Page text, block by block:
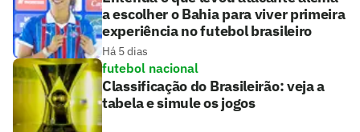
a escolher o Bahia para viver primeira
experiência no futebol brasileiro
Há 5 dias
futebol nacional
Classificação do Brasileirão: veja a
tabela e simule os jogos